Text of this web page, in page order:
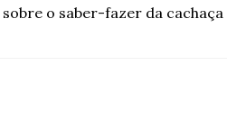
o saber-fazer da